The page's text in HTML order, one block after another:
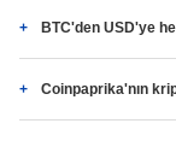
BTC'den USD'ye
Coinpaprika'nın